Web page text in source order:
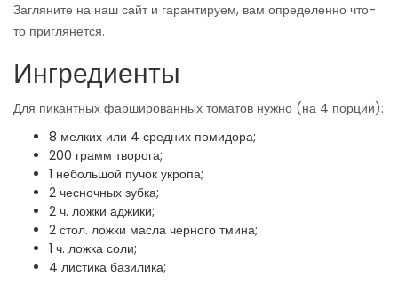
Загляните на наш сайт и гарантируем, вам определенно что-
то приглянется.
Ингредиенты
Для пикантных фаршированных томатов нужно (на 4 порции):
8 мелких или 4 средних помидора;
200 грамм творога;
1 небольшой пучок укропа;
2 чесночных зубка;
2 ч. ложки аджики;
2 стол. ложки масла черного тмина;
1 ч. ложка соли;
4 листика базилика;